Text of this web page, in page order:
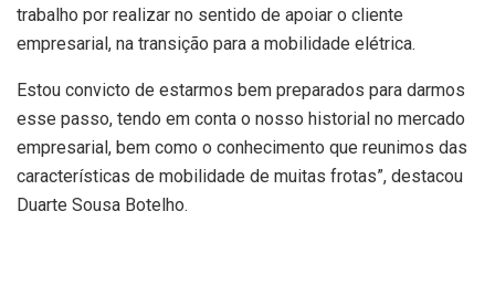
trabalho por realizar no sentido de apoiar o cliente
empresarial, na transição para a mobilidade elétrica.
Estou convicto de estarmos bem preparados para darmos
esse passo, tendo em conta o nosso historial no mercado
empresarial, bem como o conhecimento que reunimos das
características de mobilidade de muitas frotas”, destacou
Duarte Sousa Botelho.